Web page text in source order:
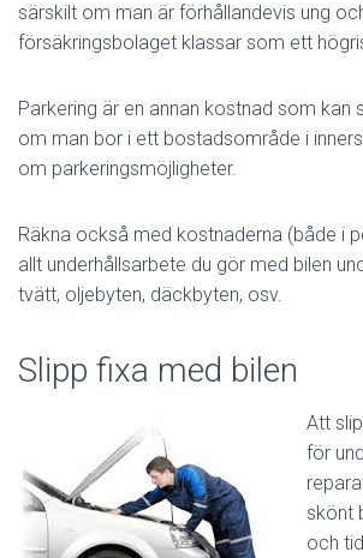
särskilt om man är förhållandevis ung
försäkringsbolaget klassar som ett
Parkering är en annan kostnad som kan
om man bor i ett bostadsområde i
om parkeringsmöjligheter.
Räkna också med kostnaderna (både i
allt underhållsarbete du gör med bilen
tvätt, oljebyten, däckbyten, osv.
Slipp fixa med bilen
Att
för
skönt
och